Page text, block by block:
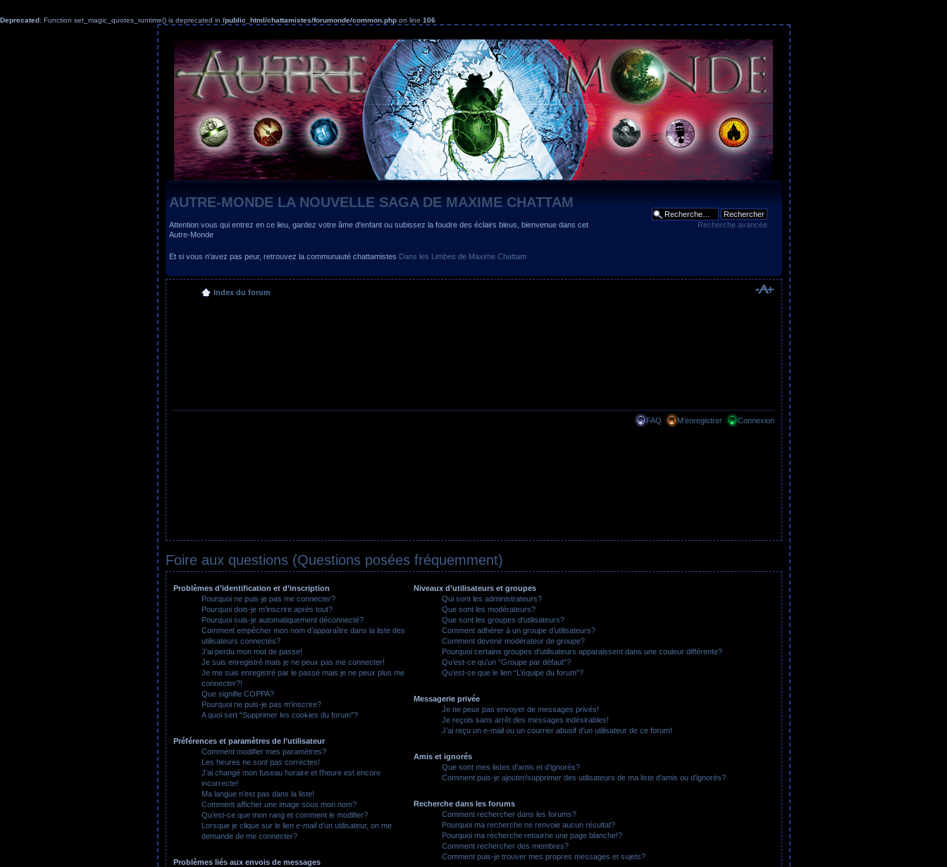
Deprecated: Function set_magic_quotes_runtime() is deprecated in /public_html/chattamistes/forumonde/common.php on line 106
AUTRE-MONDE LA NOUVELLE SAGA DE MAXIME CHATTAM
Attention vous qui entrez en ce lieu, gardez votre âme d'enfant ou subissez la foudre des éclairs bleus, bienvenue dans cet
Autre-Monde
Et si vous n'avez pas peur, retrouvez la communauté chattamistes Dans les Limbes de Maxime Chattam
Recherche avancée
Index du forum
FAQ M’enregistrer Connexion
Foire aux questions (Questions posées fréquemment)
Problèmes d’identification et d’inscription
Pourquoi ne puis-je pas me connecter?
Pourquoi dois-je m’inscrire après tout?
Pourquoi suis-je automatiquement déconnecté?
Comment empêcher mon nom d’apparaître dans la liste des
utilisateurs connectés?
J’ai perdu mon mot de passe!
Je suis enregistré mais je ne peux pas me connecter!
Je me suis enregistré par le passé mais je ne peux plus me
connecter?!
Que signifie COPPA?
Pourquoi ne puis-je pas m’inscrire?
A quoi sert “Supprimer les cookies du forum”?
Préférences et paramètres de l’utilisateur
Comment modifier mes paramètres?
Les heures ne sont pas correctes!
J’ai changé mon fuseau horaire et l’heure est encore
incorrecte!
Ma langue n’est pas dans la liste!
Comment afficher une image sous mon nom?
Qu’est-ce que mon rang et comment le modifier?
Lorsque je clique sur le lien e-maild’un utilisateur, on me
demande de me connecter?
Problèmes liés aux envois de messages
Niveaux d’utilisateurs et groupes
Qui sont les administrateurs?
Que sont les modérateurs?
Que sont les groupes d’utilisateurs?
Comment adhérer à un groupe d’utilisateurs?
Comment devenir modérateur de groupe?
Pourquoi certains groupes d’utilisateurs apparaissent dans une couleur différente?
Qu’est-ce qu’un “Groupe par défaut”?
Qu’est-ce que le lien “L’équipe du forum”?
Messagerie privée
Je ne peux pas envoyer de messages privés!
Je reçois sans arrêt des messages indésirables!
J’ai reçu un e-mail ou un courrier abusif d’un utilisateur de ce forum!
Amis et ignorés
Que sont mes listes d’amis et d’ignorés?
Comment puis-je ajouter/supprimer des utilisateurs de ma liste d’amis ou d’ignorés?
Recherche dans les forums
Comment rechercher dans les forums?
Pourquoi ma recherche ne renvoie aucun résultat?
Pourquoi ma recherche retourne une page blanche!?
Comment rechercher des membres?
Comment puis-je trouver mes propres messages et sujets?